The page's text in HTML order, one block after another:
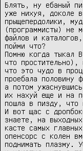
Блять, ну ебаный
уже нихуя, доколе
прыщепердолики,
(программисты) не
файлов и
пойми что?
Помню когда
что простительно),
что это чудо в
проебала половину
а потом
их нахуй еще и на
пошла в пизду, что
И вот щас с
знаете, на
касте самых
опенсорс с колен
поднимать плазму.